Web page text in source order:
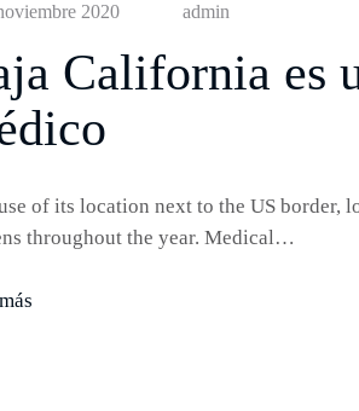
2020 admin
California es
of its location next to the US border,
throughout the year. Medical…